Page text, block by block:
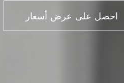
احصل على عرض أسعار